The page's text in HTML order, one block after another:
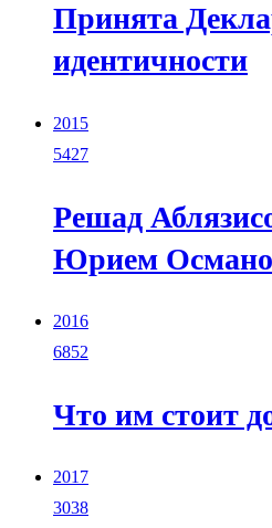
Принята
идентичности
2015
5427
Решад
Юрием
2016
6852
Что им стоит
2017
3038